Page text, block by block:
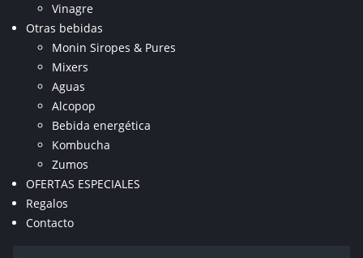
Vinagre
Otras bebidas
Monin Siropes & Pures
Mixers
Aguas
Alcopop
Bebida energética
Kombucha
Zumos
OFERTAS ESPECIALES
Regalos
Contacto